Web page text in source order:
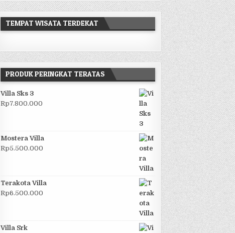
TEMPAT WISATA TERDEKAT
PRODUK PERINGKAT TERATAS
Villa Sks 3
Rp7.800.000
Mostera Villa
Rp5.500.000
Terakota Villa
Rp6.500.000
Villa Srk